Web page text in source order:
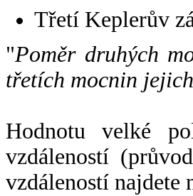
Třetí Keplerův
"Poměr druhých
třetích mocnin
Hodnotu velké
vzdáleností
vzdáleností najdete